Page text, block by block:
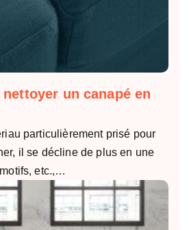
un canapé en
particulièrement prisé pour
il se décline de plus en une
etc.,…